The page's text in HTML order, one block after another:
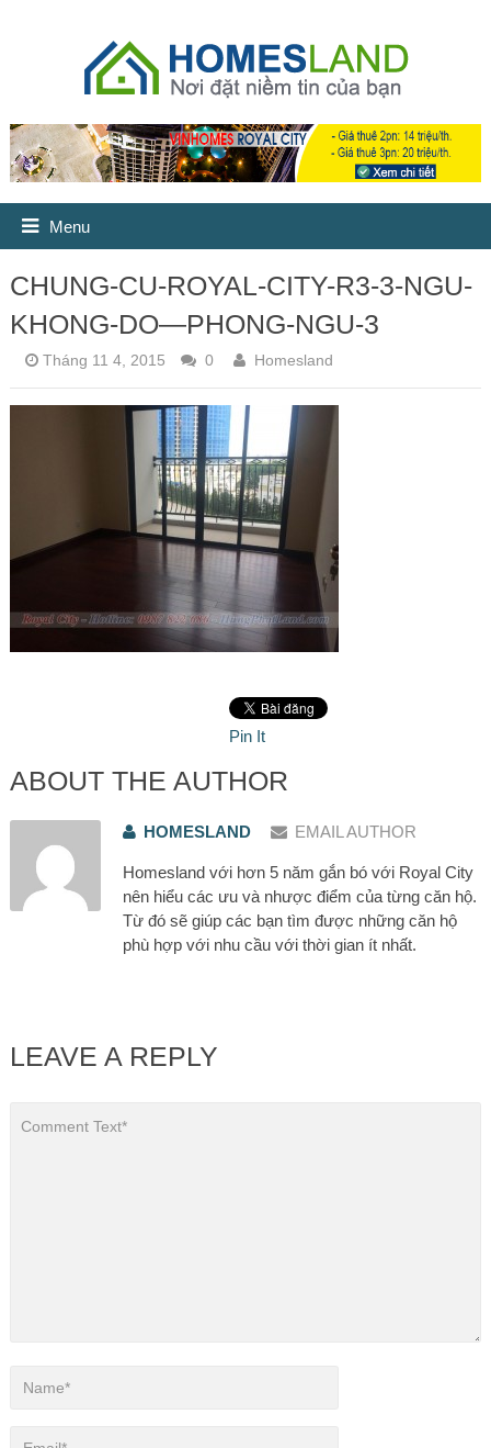
Menu
CHUNG-CU-ROYAL-CITY-R3-3-NGU-
KHONG-DO—PHONG-NGU-3
Tháng 11 4, 2015 0 Homesland
Pin It
ABOUT THE AUTHOR
HOMESLAND EMAIL AUTHOR
Homesland với hơn 5 năm gắn bó với Royal City
nên hiểu các ưu và nhược điểm của từng căn hộ.
Từ đó sẽ giúp các bạn tìm được những căn hộ
phù hợp với nhu cầu với thời gian ít nhất.
LEAVE A REPLY